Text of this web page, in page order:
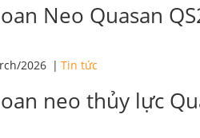
Neo Quasan
2026 | Tin tức
neo thủy lực